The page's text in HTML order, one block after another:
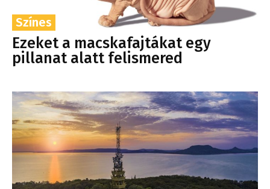
Színes
Ezeket a macskafajtákat egy
pillanat alatt felismered